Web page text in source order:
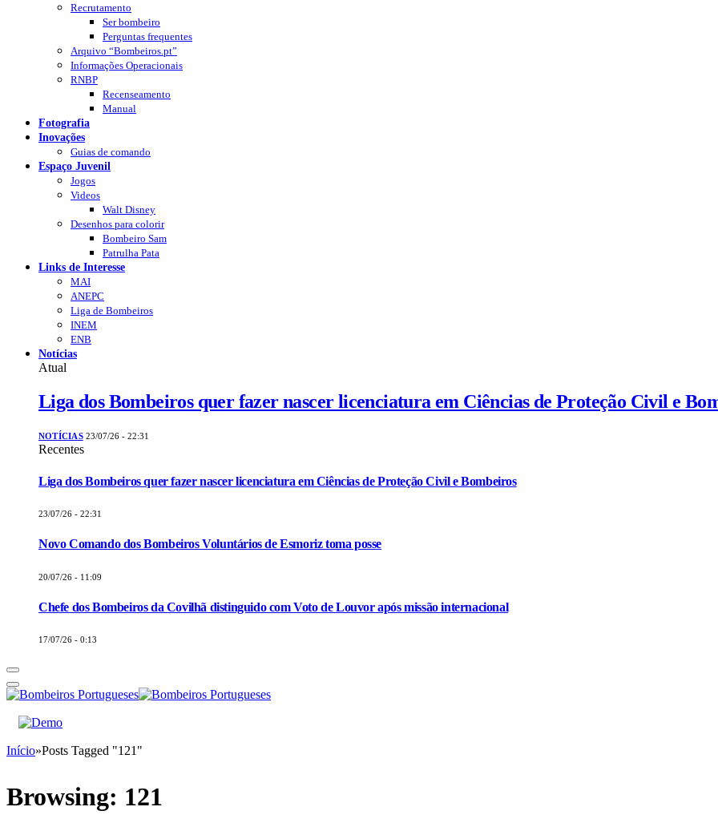
Recrutamento
Ser bombeiro
Perguntas frequentes
Arquivo “Bombeiros.pt”
Informações Operacionais
RNBP
Recenseamento
Manual
Fotografia
Inovações
Guias de comando
Espaço Juvenil
Jogos
Videos
Walt Disney
Desenhos para colorir
Bombeiro Sam
Patrulha Pata
Links de Interesse
MAI
ANEPC
Liga de Bombeiros
INEM
ENB
Notícias
Atual
Liga dos Bombeiros quer fazer nascer licenciatura em Ciências de Proteção Civil e
NOTÍCIAS 23/07/26 - 22:31
Recentes
Liga dos Bombeiros quer fazer nascer licenciatura em Ciências de Proteção Civil e Bombeiros
23/07/26 - 22:31
Novo Comando dos Bombeiros Voluntários de Esmoriz toma posse
20/07/26 - 11:09
Chefe dos Bombeiros da Covilhã distinguido com Voto de Louvor após missão internacional
17/07/26 - 0:13
Início»Posts Tagged "121"
Browsing: 121